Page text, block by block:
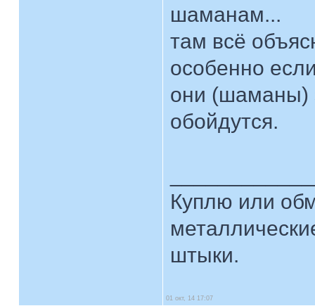
шаманам...
там всё
особенно
они (шаманы)
обойдутся.
Куплю или
штыки.
01 окт, 14 17:07